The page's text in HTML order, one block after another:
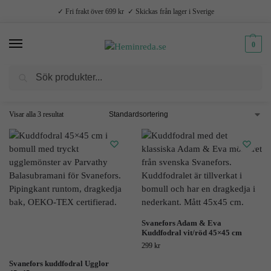
✓ Fri frakt över 699 kr ✓ Skickas från lager i Sverige
0
Produkter märkta ”Svanefors”
Visar alla 3 resultat
Svanefors kuddfodral Ugglor
Svanefors Adam & Eva
Kuddfodral vit/röd 45×45 cm
299 kr